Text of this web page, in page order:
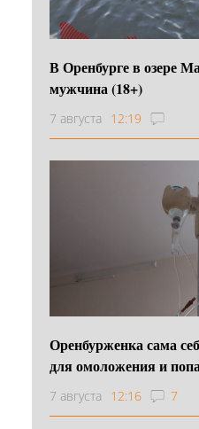
В Оренбурге в озере
мужчина (18+)
7 августа 12:19
Оренбурженка сама
для омоложения и
7 августа 12:16 7